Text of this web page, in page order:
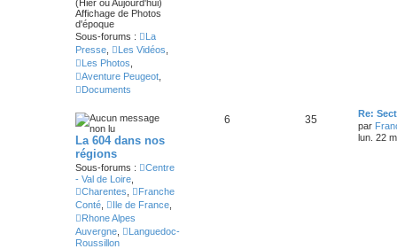
(Hier ou Aujourd'hui)
Affichage de Photos
d'époque
Sous-forums :
La
Presse
Les Vidéos
Les Photos
Aventure Peugeot
Documents
La 604 dans nos
régions
Sous-forums :
Centre
- Val de Loire
Charentes
Franche
Conté
Ile de France
Rhone Alpes
Auvergne
Languedoc-
Roussillon
6 35
Re:
par
lun. 22